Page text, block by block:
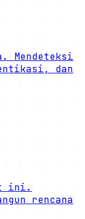
Mendeteksi
dan
ini.
rencana